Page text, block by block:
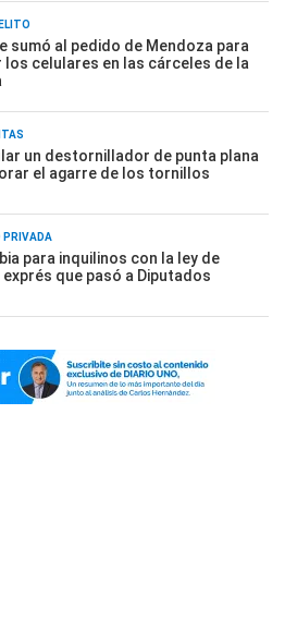
sumó al pedido de Mendoza para
los celulares en las cárceles de la
un destornillador de punta plana
el agarre de los tornillos
PRIVADA
para inquilinos con la ley de
que pasó a Diputados